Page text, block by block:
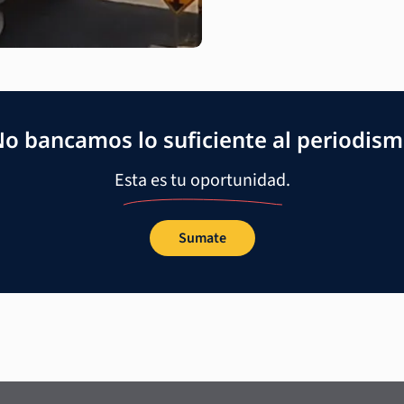
bancamos lo suficiente al
Esta es tu oportunidad.
Sumate